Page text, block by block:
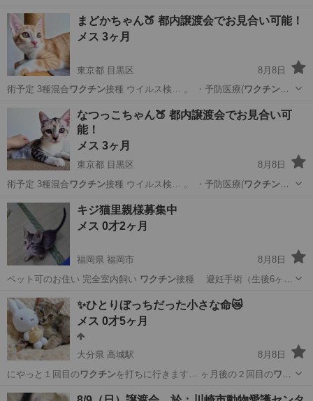
まどかちゃん🍑 都内譲渡会でお見合い可能！
メス 3ヶ月
東京都 目黒区
8月8日
術予定 3種混合 ワクチン接種 ウイルス検… 。 ・予防医療(ワクチン等)
目黒区 去勢手術
なつっこちゃん🍑 都内譲渡会でお見合い可
能！
メス 3ヶ月
東京都 目黒区
8月8日
術予定 3種混合 ワクチン接種 ウイルス検… 。 ・予防医療(ワクチン等)
東京 目黒区 猫 去勢手術
キジ猫里親様募集中
メス 0才2ヶ月
福岡県 福岡市
8月8日
ペット可のお住い 完全室内飼い ワクチン接種 避妊手術（生後6ヶ月
福岡 福岡市 ワクチン
✨ひとりぼっちだった小さな命😿
メス 0才5ヶ月
大分県 高城駅
8月8日
にやっと１回目のワクチン を打ちに行きます… ヶ月後の２回目のワク
大分 大分市 高城駅 猫 ワクチン